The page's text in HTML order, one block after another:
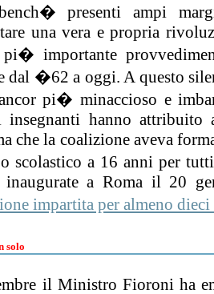
presenti ampi
una vera e propria
pi� importante
dal �62 a oggi. A questo
pi� minaccioso e
insegnanti hanno attribuito
che la coalizione aveva
scolastico a 16 anni per
inaugurate a Roma il 20
impartita per almeno
solo
il Ministro Fioroni ha